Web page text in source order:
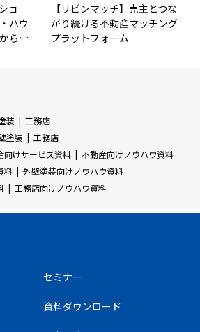
ョ
ハウ
ら…
【リビンマッチ】売主とつな
がり続ける不動産マッチング
プラットフォーム
装
工務店
塗装
工務店
向けサービス資料
不動産向けノウハウ資料
料
外壁塗装向けノウハウ資料
工務店向けノウハウ資料
セミナー
資料ダウンロード